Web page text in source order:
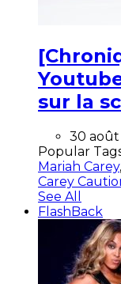
sur la
30 août
Popular
Mariah Carey,
Carey
See All
FlashBack